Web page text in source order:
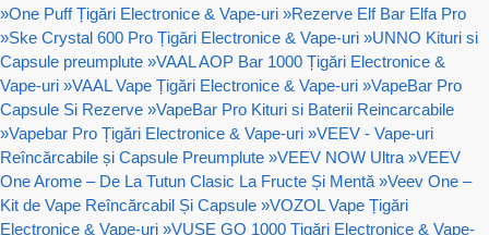
»One Puff Țigări Electronice & Vape-uri »Rezerve Elf Bar Elfa Pro
»Ske Crystal 600 Pro Țigări Electronice & Vape-uri »UNNO Kituri si
Capsule preumplute »VAAL AOP Bar 1000 Țigări Electronice &
Vape-uri »VAAL Vape Țigări Electronice & Vape-uri »VapeBar Pro
Capsule Si Rezerve »VapeBar Pro Kituri si Baterii Reincarcabile
»Vapebar Pro Țigări Electronice & Vape-uri »VEEV - Vape-uri
Reîncărcabile și Capsule Preumplute »VEEV NOW Ultra »VEEV
One Arome – De La Tutun Clasic La Fructe Și Mentă »Veev One –
Kit de Vape Reîncărcabil Și Capsule »VOZOL Vape Țigări
Electronice & Vape-uri »VUSE GO 1000 Țigări Electronice & Vape-